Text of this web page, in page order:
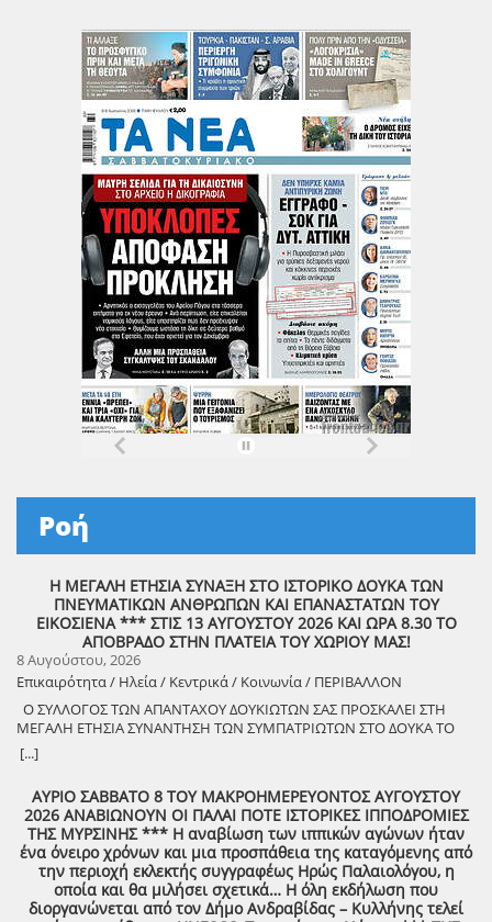
Ροή
Η ΜΕΓΑΛΗ ΕΤΗΣΙΑ ΣΥΝΑΞΗ ΣΤΟ ΙΣΤΟΡΙΚΟ ΔΟΥΚΑ ΤΩΝ
ΠΝΕΥΜΑΤΙΚΩΝ ΑΝΘΡΩΠΩΝ ΚΑΙ ΕΠΑΝΑΣΤΑΤΩΝ ΤΟΥ
ΕΙΚΟΣΙΕΝΑ *** ΣΤΙΣ 13 ΑΥΓΟΥΣΤΟΥ 2026 ΚΑΙ ΩΡΑ 8.30 ΤΟ
ΑΠΟΒΡΑΔΟ ΣΤΗΝ ΠΛΑΤΕΙΑ ΤΟΥ ΧΩΡΙΟΥ ΜΑΣ!
8 Αυγούστου, 2026
Επικαιρότητα / Ηλεία / Κεντρικά / Κοινωνία / ΠΕΡΙΒΑΛΛΟΝ
Ο ΣΥΛΛΟΓΟΣ ΤΩΝ ΑΠΑΝΤΑΧΟΥ ΔΟΥΚΙΩΤΩΝ ΣΑΣ ΠΡΟΣΚΑΛΕΙ ΣΤΗ
ΜΕΓΑΛΗ ΕΤΗΣΙΑ ΣΥΝΑΝΤΗΣΗ ΤΩΝ ΣΥΜΠΑΤΡΙΩΤΩΝ ΣΤΟ ΔΟΥΚΑ ΤΟ
ΑΘΑΝΑΤΟ! Μεγάλη η χαρά η δική μας για το ριζιμιό μας και για
τον επαναστάτη πρόγονό μας που πολέμησε με το σπαθί στο χέρι
κανόνια του αγώνα! ΦΩΤΟΓΡΑΦΙΕΣ ΚΑΙ ΠΡΟΣΚΛΗΣΗ ΓΙΑ ΤΟ
ΣΥΝΑΠΑΝΤΗΜΑ (Πατήστε πάνω στο σύνδεσμο για να ανοίξει το
αρχείο) Ο Σύλλογος των απανταχού Δουκιωτών σάς προσκαλεί στην
εκδήλωση που θα πραγματοποιηθεί στο χωριό μας, το ΔΟΥΚΑ, σε
συνδιοργάνωση με τον Δήμο Αρχαίας Ολυμπίας, στις 13 Αυγούστου,
ημέρα Πέμπτη και ώρα 8:30 μ.μ., στην πλατεία του χωριού με θέμα:
«Άυλη πολιτιστική κληρονομιά: Eκφράσεις, Δράσεις Διαφύλαξης και
[...]
ΑΥΡΙΟ ΣΑΒΒΑΤΟ 8 ΤΟΥ ΜΑΚΡΟΗΜΕΡΕΥΟΝΤΟΣ ΑΥΓΟΥΣΤΟΥ
2026 ΑΝΑΒΙΩΝΟΥΝ ΟΙ ΠΑΛΑΙ ΠΟΤΕ ΙΣΤΟΡΙΚΕΣ ΙΠΠΟΔΡΟΜΙΕΣ
ΤΗΣ ΜΥΡΣΙΝΗΣ *** Η αναβίωση των ιππικών αγώνων ήταν
ένα όνειρο χρόνων και μια προσπάθεια της καταγόμενης από
την περιοχή εκλεκτής συγγραφέως Ηρώς Παλαιολόγου, η
οποία και θα μιλήσει σχετικά… Η όλη εκδήλωση που
διοργανώνεται από τον Δήμο Ανδραβίδας – Κυλλήνης τελεί